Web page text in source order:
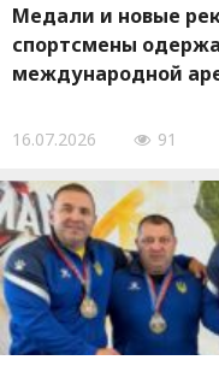
Медали и новые
спортсмены
международной
16.07.2026 91